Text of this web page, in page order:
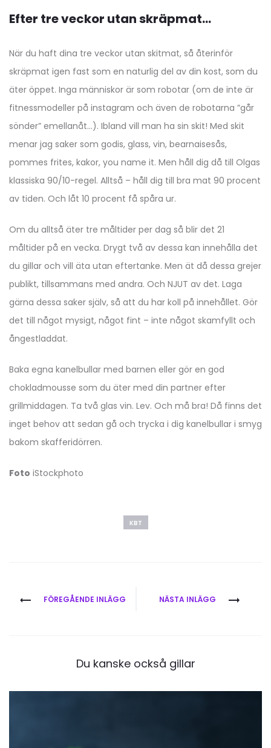
Efter tre veckor utan skräpmat…
När du haft dina tre veckor utan skitmat, så återinför
skräpmat igen fast som en naturlig del av din kost, som du
äter öppet. Inga människor är som robotar (om de inte är
fitnessmodeller på instagram och även de robotarna ”går
sönder” emellanåt…). Ibland vill man ha sin skit! Med skit
menar jag saker som godis, glass, vin, bearnaisesås,
pommes frites, kakor, you name it. Men håll dig då till Olgas
klassiska 90/10-regel. Alltså – håll dig till bra mat 90 procent
av tiden. Och låt 10 procent få spåra ur.
Om du alltså äter tre måltider per dag så blir det 21
måltider på en vecka. Drygt två av dessa kan innehålla det
du gillar och vill äta utan eftertanke. Men ät då dessa grejer
publikt, tillsammans med andra. Och NJUT av det. Laga
gärna dessa saker själv, så att du har koll på innehållet. Gör
det till något mysigt, något fint – inte något skamfyllt och
ångestladdat.
Baka egna kanelbullar med barnen eller gör en god
chokladmousse som du äter med din partner efter
grillmiddagen. Ta två glas vin. Lev. Och må bra! Då finns det
inget behov att sedan gå och trycka i dig kanelbullar i smyg
bakom skafferidörren.
Foto iStockphoto
KBT
Inläggsnavigering
FÖREGÅENDE INLÄGG NÄSTA INLÄGG
Du kanske också gillar